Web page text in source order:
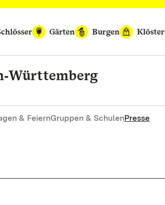
Gärten Burgen Klöster
& FeiernGruppen & SchulenPresse